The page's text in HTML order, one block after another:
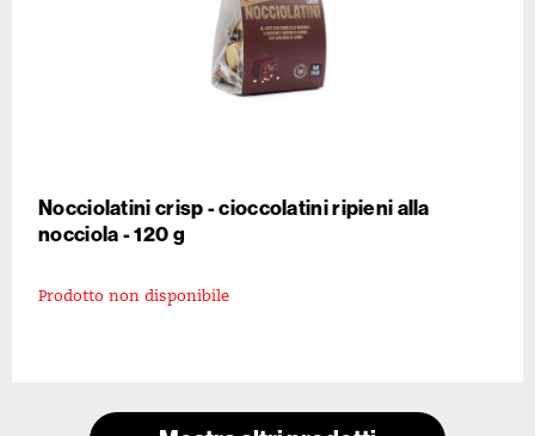
Nocciolatini crisp - cioccolatini ripieni alla
nocciola - 120 g
Prodotto non disponibile